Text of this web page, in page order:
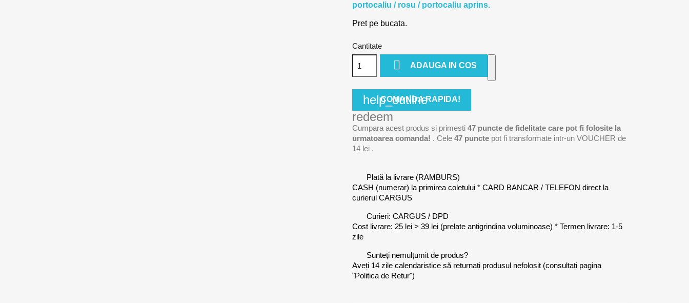
portocaliu / rosu / portocaliu aprins.
Pret pe bucata.
Cantitate
 ADAUGA IN COS
help_outline
COMANDA RAPIDA!
redeem
Cumpara acest produs si primesti 47 puncte de fidelitate care pot fi folosite la
urmatoarea comanda! . Cele 47 puncte pot fi transformate intr-un VOUCHER de
14 lei .
Plată la livrare (RAMBURS)
CASH (numerar) la primirea coletului * CARD BANCAR / TELEFON direct la
curierul CARGUS
Curieri: CARGUS / DPD
Cost livrare: 25 lei > 39 lei (prelate antigrindina voluminoase) * Termen livrare: 1-5
zile
Sunteți nemulțumit de produs?
Aveți 14 zile calendaristice să returnați produsul nefolosit (consultați pagina
"Politica de Retur")